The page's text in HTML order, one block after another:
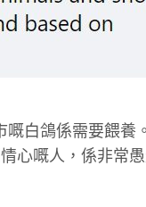
白鴿係需要餵養
心嘅人，係非常愚